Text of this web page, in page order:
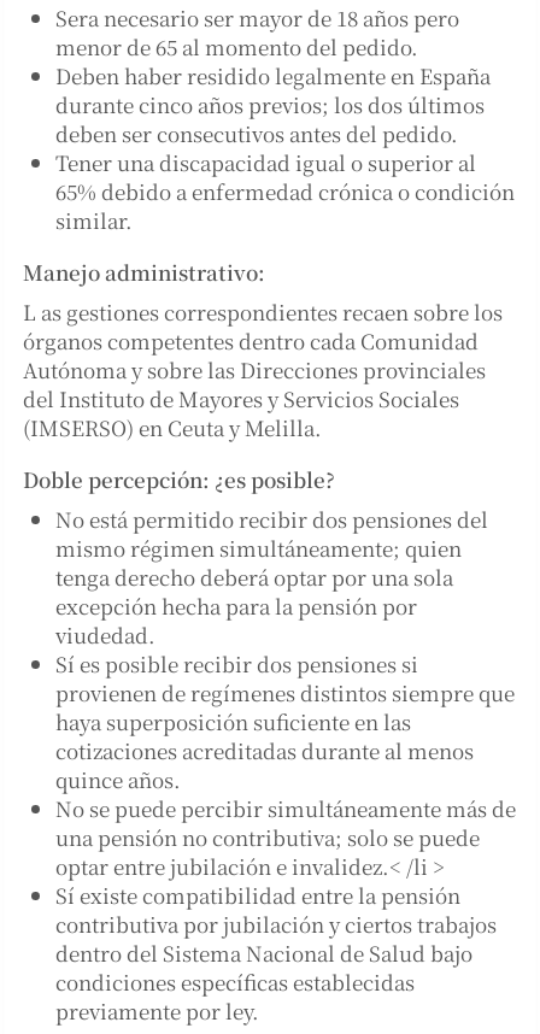
Sera necesario ser mayor de 18 años pero
menor de 65 al momento del pedido.
Deben haber residido legalmente en España
durante cinco años previos; los dos últimos
deben ser consecutivos antes del pedido.
Tener una discapacidad igual o superior al
65% debido a enfermedad crónica o condición
similar.
Manejo administrativo:
L as gestiones correspondientes recaen sobre los
órganos competentes dentro cada Comunidad
Autónoma y sobre las Direcciones provinciales
del Instituto de Mayores y Servicios Sociales
(IMSERSO) en Ceuta y Melilla.
Doble percepción: ¿es posible?
No está permitido recibir dos pensiones del
mismo régimen simultáneamente; quien
tenga derecho deberá optar por una sola
excepción hecha para la pensión por
viudedad.
Sí es posible recibir dos pensiones si
provienen de regímenes distintos siempre que
haya superposición suficiente en las
cotizaciones acreditadas durante al menos
quince años.
No se puede percibir simultáneamente más de
una pensión no contributiva; solo se puede
optar entre jubilación e invalidez.< /li >
Sí existe compatibilidad entre la pensión
contributiva por jubilación y ciertos trabajos
dentro del Sistema Nacional de Salud bajo
condiciones específicas establecidas
previamente por ley.